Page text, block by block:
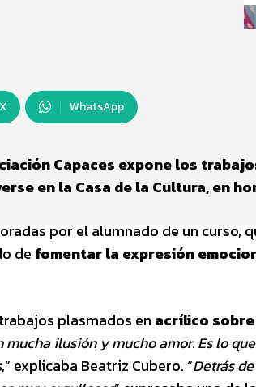
X WhatsApp
Capaces expone los
en la Casa de la Cultura, en
por el alumnado de un curso,
de fomentar la expresión
plasmados en acrílico
mucha ilusión y mucho amor. Es lo
,” explicaba Beatriz Cubero. “Detrás